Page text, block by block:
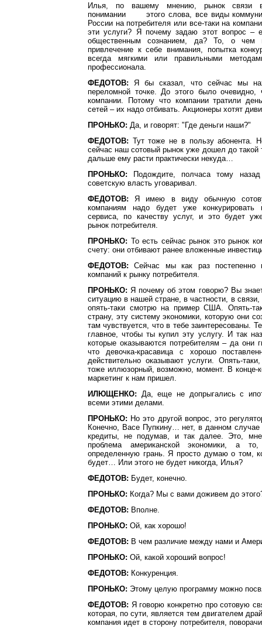
Илья, по вашему мнению, рынок связи
понимании этого слова, все виды
России на потребителя или все-таки на
эти услуги? Я почему задаю этот вопрос –
общественным сознанием, да? То, о чем
привлечение к себе внимания, попытка
всегда мягкими или правильными
профессионала.
ФЕДОТОВ: Я бы сказал, что сейчас мы
переломной точке. До этого было очевидно,
компании. Потому что компании тратили
сетей – их надо отбивать. Акционеры хотят
ПРОНЬКО: Да, и говорят: "Где деньги наши?"
ФЕДОТОВ: Тут тоже не в пользу абонента.
сейчас наш сотовый рынок уже дошел до такой
дальше ему расти практически некуда…
ПРОНЬКО: Подождите, полчаса тому
советскую власть уговаривал.
ФЕДОТОВ: Я имею в виду обычную
компаниям надо будет уже конкурировать
сервиса, по качеству услуг, и это будет
рынок потребителя.
ПРОНЬКО: То есть сейчас рынок это рынок
счету: они отбивают ранее вложенные
ФЕДОТОВ: Сейчас мы как раз постепенно
компаний к рынку потребителя.
ПРОНЬКО: Я почему об этом говорю? Вы
ситуацию в нашей стране, в частности, в
опять-таки смотрю на пример США. Опять-
страну, эту систему экономики, которую они
там чувствуется, что в тебе заинтересованы.
главное, чтобы ты купил эту услугу. И так
которые оказываются потребителям – да они
что девочка-красавица с хорошо
действительно оказывают услуги. Опять-
тоже иллюзорный, возможно, момент. В конце-
маркетинг к нам пришел.
ИЛЮЩЕНКО: Да, еще не допрыгались с
всеми этими делами.
ПРОНЬКО: Но это другой вопрос, это
Конечно, Васе Пупкину… нет, в данном
кредиты, не подумав, и так далее. Это, мне
проблема американской экономики, а
определенную грань. Я просто думаю о том,
будет… Или этого не будет никогда, Илья?
ФЕДОТОВ: Будет, конечно.
ПРОНЬКО: Когда? Мы с вами доживем до
ФЕДОТОВ: Вполне.
ПРОНЬКО: Ой, как хорошо!
ФЕДОТОВ: В чем различие между нами и
ПРОНЬКО: Ой, какой хороший вопрос!
ФЕДОТОВ: Конкуренция.
ПРОНЬКО: Этому целую программу можно
ФЕДОТОВ: Я говорю конкретно про сотовую
которая, по сути, является тем двигателем
компания идет в сторону потребителя,